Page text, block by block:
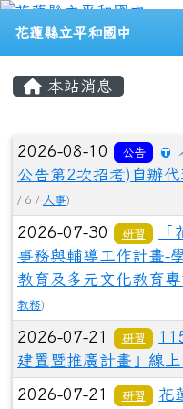
跳至主內容區
花蓮縣立平和
導覽列
花蓮縣立平和國中
本站消息
文章列表
2026-08-10 公告
公告第2次招考)自辦
/ 6 / 人事)
2026-07-30 研習
事務與輔導工作計畫-
教育及多元文化教育
教務)
2026-07-21 研習
建置暨推廣計畫」線
2026-07-21 研習
花